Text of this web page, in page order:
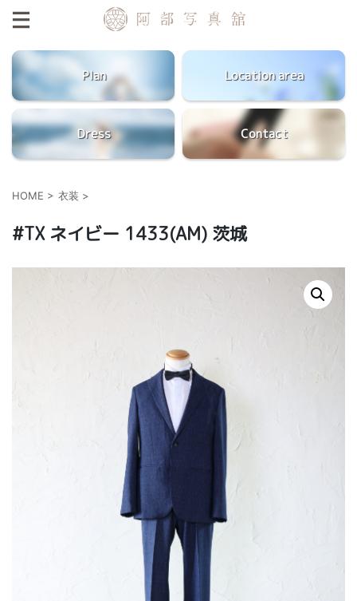
Plan Location area
Dress Contact
HOME > 衣装 >
#TX ネイビー 1433(AM) 茨城